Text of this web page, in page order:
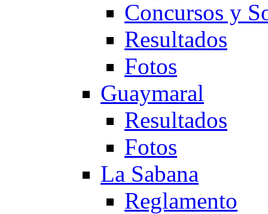
Concursos y
Resultados
Fotos
Guaymaral
Resultados
Fotos
La Sabana
Reglamento